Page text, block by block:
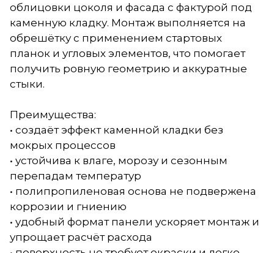
облицовки цоколя и фасада с фактурой под
каменную кладку. Монтаж выполняется на
обрешётку с применением стартовых
планок и угловых элементов, что помогает
получить ровную геометрию и аккуратные
стыки.
Преимущества:
• создаёт эффект каменной кладки без
мокрых процессов
• устойчива к влаге, морозу и сезонным
перепадам температур
• полипропиленовая основа не подвержена
коррозии и гниению
• удобный формат панели ускоряет монтаж и
упрощает расчёт расхода